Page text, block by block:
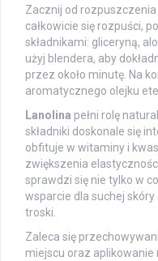
Zacznij od
całkowicie się rozpuści,
składnikami: gliceryną,
użyj blendera, aby
przez około minutę. Na
aromatycznego olejku
Lanolina pełni rolę
składniki doskonale się
obfituje w witaminy i
zwiększenia
sprawdzi się nie tylko w
wsparcie dla suchej
troski.
Zaleca się
miejscu oraz aplikowanie